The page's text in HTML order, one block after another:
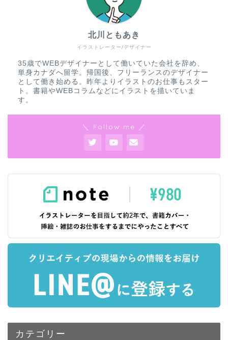
イラストレーター/デザイナー
北川ともあき
35歳でWEBデザイナーとして働いていた会社を辞め、
単身カナダへ留学。帰国後、フリーランスのデザイナー
として働き始める。昨年よりイラストのお仕事もスター
ト。書籍やWEBコラムなどにイラストを描いていま
す。
＼ Follow me ／
カテゴリー